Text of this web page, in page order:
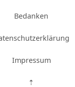
Bedanken
Impressum
⇡